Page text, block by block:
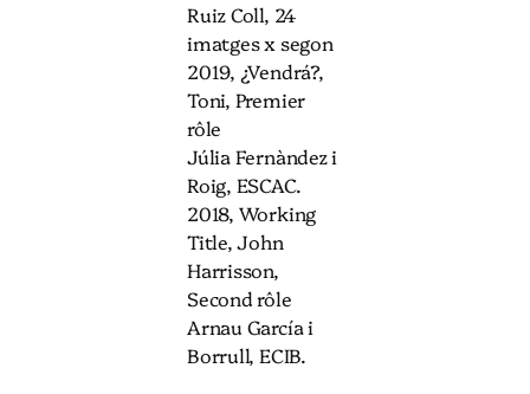
Ruiz Coll, 24
imatges x segon
2019, ¿Vendrá?,
Toni, Premier
rôle
Júlia Fernàndez i
Roig, ESCAC.
2018, Working
Title, John
Harrisson,
Second rôle
Arnau García i
Borrull, ECIB.